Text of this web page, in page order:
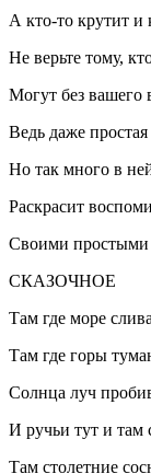
А кто-то крутит и
Не верьте тому,
Могут без вашего
Ведь даже
Но так много в
Раскрасит
Своими простыми
СКАЗОЧНОЕ
Там где море
Там где горы
Солнца луч
И ручьи тут и там
Там столетние